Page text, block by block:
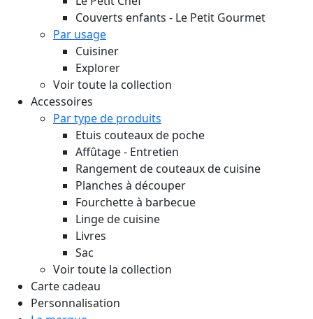
Couverts enfants - Le Petit Gourmet
Par usage
Cuisiner
Explorer
Voir toute la collection
Accessoires
Par type de produits
Etuis couteaux de poche
Affûtage - Entretien
Rangement de couteaux de cuisine
Planches à découper
Fourchette à barbecue
Linge de cuisine
Livres
Sac
Voir toute la collection
Carte cadeau
Personnalisation